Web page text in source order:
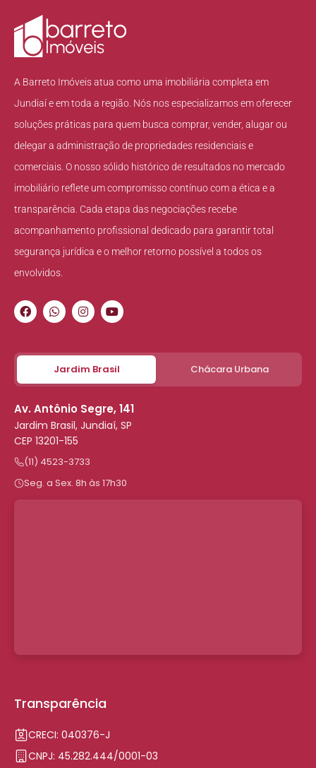
A Barreto Imóveis atua como uma imobiliária completa em
Jundiaí e em toda a região. Nós nos especializamos em oferecer
soluções práticas para quem busca comprar, vender, alugar ou
delegar a administração de propriedades residenciais e
comerciais. O nosso sólido histórico de resultados no mercado
imobiliário reflete um compromisso contínuo com a ética e a
transparência. Cada etapa das negociações recebe
acompanhamento profissional dedicado para garantir total
segurança jurídica e o melhor retorno possível a todos os
envolvidos.
Jardim Brasil Chácara Urbana
Av. Antônio Segre, 141
Jardim Brasil, Jundiaí, SP
CEP 13201-155
(11) 4523-3733
Seg. a Sex. 8h às 17h30
Transparência
CRECI: 040376-J
CNPJ: 45.282.444/0001-03